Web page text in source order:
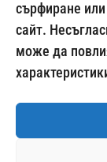
сърфиране
сайт.
може да